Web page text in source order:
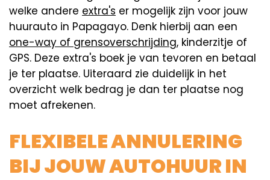
welke andere extra's er mogelijk zijn voor jouw
huurauto in Papagayo. Denk hierbij aan een
one-way of grensoverschrijding, kinderzitje of
GPS. Deze extra's boek je van tevoren en betaal
je ter plaatse. Uiteraard zie duidelijk in het
overzicht welk bedrag je dan ter plaatse nog
moet afrekenen.
FLEXIBELE ANNULERING
BIJ JOUW AUTOHUUR IN